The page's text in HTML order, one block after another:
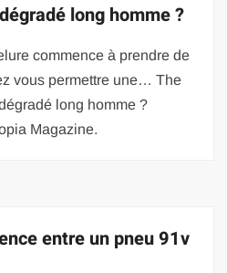
long homme ?
commence à prendre de
vous permettre une… The
long homme ?
Magazine.
entre un pneu 91v